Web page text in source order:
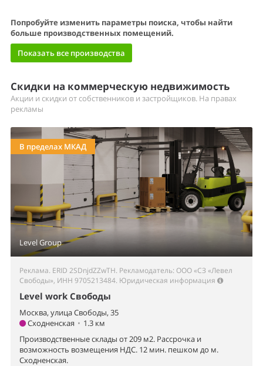
Попробуйте изменить параметры поиска, чтобы найти
больше производственных помещений.
Показать все производства
Скидки на коммерческую недвижимость
Акции и скидки от собственников и застройщиков. На правах
рекламы
Level Group
В пределах МКАД
Реклама. ERID 2SDnjdZZwTH. Рекламодатель: ООО «СЗ «Левел
Свободы», ИНН 9705213484. Юридическая информация
Level work Свободы
Москва, улица Свободы, 35
Сходненская • 1.3 км
Производственные склады от 209 м2. Рассрочка и
возможность возмещения НДС. 12 мин. пешком до м.
Сходненская.